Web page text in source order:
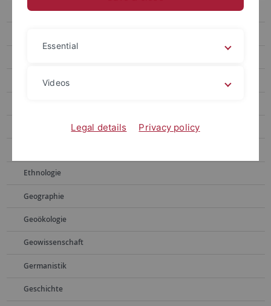
Astronomie
Biologie
Empirische Kulturwissenschaft
Ethnologie
Geographie
Geoökologie
Geowissenschaft
Germanistik
Geschichte
Essential
Videos
Legal details Privacy policy